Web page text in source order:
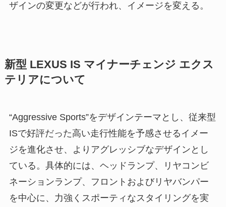
ザインの変更などが行われ、イメージを変える。
新型 LEXUS IS マイナーチェンジ エクス
テリアについて
“Aggressive Sports”をデザインテーマとし、従来型
ISで好評だった高い走行性能を予感させるイメー
ジを進化させ、よりアグレッシブなデザインとし
ている。具体的には、ヘッドランプ、リヤコンビ
ネーションランプ、フロントおよびリヤバンパー
を中心に、力強くスポーティなスタイリングを実